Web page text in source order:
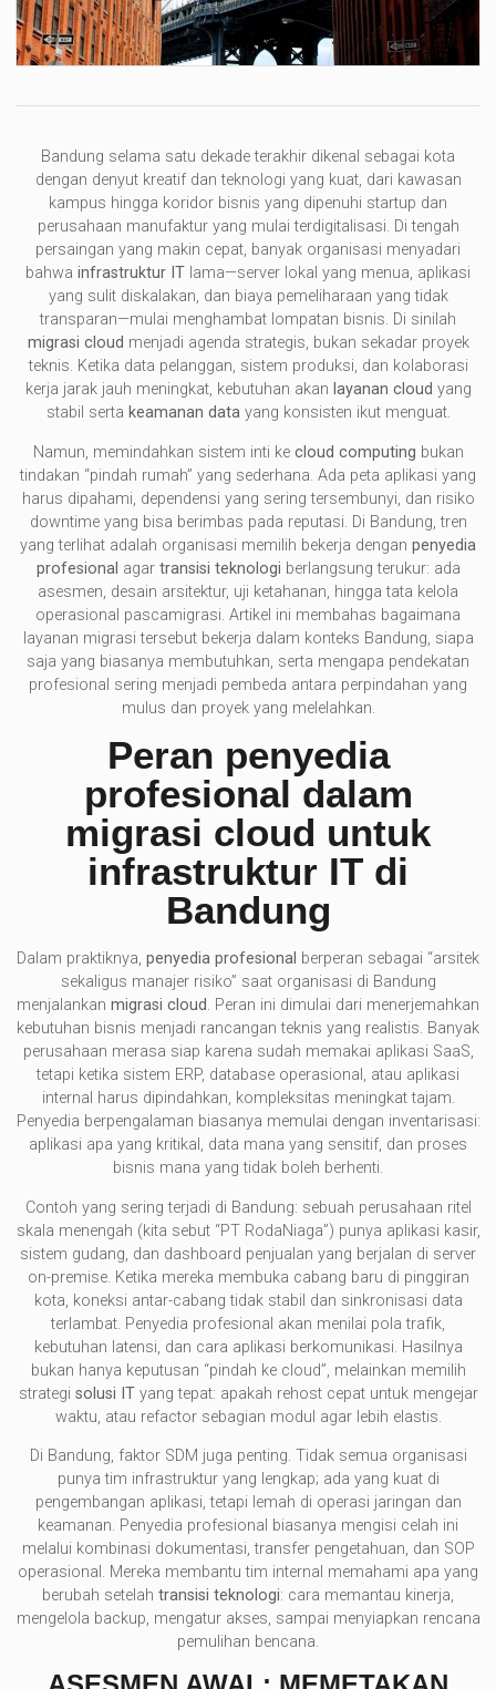
Bandung selama satu dekade terakhir dikenal sebagai kota
dengan denyut kreatif dan teknologi yang kuat, dari kawasan
kampus hingga koridor bisnis yang dipenuhi startup dan
perusahaan manufaktur yang mulai terdigitalisasi. Di tengah
persaingan yang makin cepat, banyak organisasi menyadari
bahwa infrastruktur IT lama—server lokal yang menua, aplikasi
yang sulit diskalakan, dan biaya pemeliharaan yang tidak
transparan—mulai menghambat lompatan bisnis. Di sinilah
migrasi cloud menjadi agenda strategis, bukan sekadar proyek
teknis. Ketika data pelanggan, sistem produksi, dan kolaborasi
kerja jarak jauh meningkat, kebutuhan akan layanan cloud yang
stabil serta keamanan datayang konsisten ikut menguat.
Namun, memindahkan sistem inti ke cloud computing bukan
tindakan “pindah rumah” yang sederhana. Ada peta aplikasi yang
harus dipahami, dependensi yang sering tersembunyi, dan risiko
downtime yang bisa berimbas pada reputasi. Di Bandung, tren
yang terlihat adalah organisasi memilih bekerja dengan penyedia
profesional agar transisi teknologi berlangsung terukur: ada
asesmen, desain arsitektur, uji ketahanan, hingga tata kelola
operasional pascamigrasi. Artikel ini membahas bagaimana
layanan migrasi tersebut bekerja dalam konteks Bandung, siapa
saja yang biasanya membutuhkan, serta mengapa pendekatan
profesional sering menjadi pembeda antara perpindahan yang
mulus dan proyek yang melelahkan.
Peran penyedia
profesional dalam
migrasi cloud untuk
infrastruktur IT di
Bandung
Dalam praktiknya, penyedia profesional berperan sebagai “arsitek
sekaligus manajer risiko” saat organisasi di Bandung
menjalankan migrasi cloud. Peran ini dimulai dari menerjemahkan
kebutuhan bisnis menjadi rancangan teknis yang realistis. Banyak
perusahaan merasa siap karena sudah memakai aplikasi SaaS,
tetapi ketika sistem ERP, database operasional, atau aplikasi
internal harus dipindahkan, kompleksitas meningkat tajam.
Penyedia berpengalaman biasanya memulai dengan inventarisasi:
aplikasi apa yang kritikal, data mana yang sensitif, dan proses
bisnis mana yang tidak boleh berhenti.
Contoh yang sering terjadi di Bandung: sebuah perusahaan ritel
skala menengah (kita sebut “PT RodaNiaga”) punya aplikasi kasir,
sistem gudang, dan dashboard penjualan yang berjalan di server
on-premise. Ketika mereka membuka cabang baru di pinggiran
kota, koneksi antar-cabang tidak stabil dan sinkronisasi data
terlambat. Penyedia profesional akan menilai pola trafik,
kebutuhan latensi, dan cara aplikasi berkomunikasi. Hasilnya
bukan hanya keputusan “pindah ke cloud”, melainkan memilih
strategi solusi ITyang tepat: apakah rehost cepat untuk mengejar
waktu, atau refactor sebagian modul agar lebih elastis.
Di Bandung, faktor SDM juga penting. Tidak semua organisasi
punya tim infrastruktur yang lengkap; ada yang kuat di
pengembangan aplikasi, tetapi lemah di operasi jaringan dan
keamanan. Penyedia profesional biasanya mengisi celah ini
melalui kombinasi dokumentasi, transfer pengetahuan, dan SOP
operasional. Mereka membantu tim internal memahami apa yang
berubah setelah transisi teknologi: cara memantau kinerja,
mengelola backup, mengatur akses, sampai menyiapkan rencana
pemulihan bencana.